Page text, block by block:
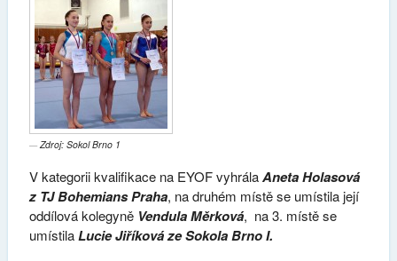
Zdroj: Sokol Brno 1
V kategorii kvalifikace na EYOF vyhrálaAneta Holasová
z TJ Bohemians Praha, na druhém místě se umístila její
oddílová kolegyně Vendula Měrková, na 3. místě se
umístilaLucie Jiříková ze Sokola Brno I.